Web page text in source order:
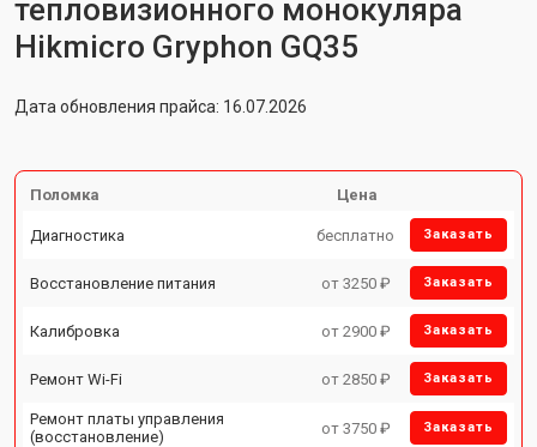
тепловизионного монокуляра
Hikmicro Gryphon GQ35
Дата обновления прайса: 16.07.2026
Поломка Цена
Диагностика бесплатно Заказать
Восстановление питания от 3250 ₽ Заказать
Калибровка от 2900 ₽ Заказать
Ремонт Wi-Fi от 2850 ₽ Заказать
Ремонт платы управления
(восстановление)
от 3750 ₽ Заказать